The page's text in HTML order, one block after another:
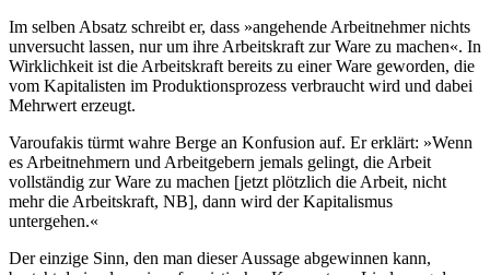
Im selben Absatz schreibt er, dass »angehende Arbeitnehmer nichts
unversucht lassen, nur um ihre Arbeitskraft zur Ware zu machen«. In
Wirklichkeit ist die Arbeitskraft bereits zu einer Ware geworden, die
vom Kapitalisten im Produktionsprozess verbraucht wird und dabei
Mehrwert erzeugt.
Varoufakis türmt wahre Berge an Konfusion auf. Er erklärt: »Wenn
es Arbeitnehmern und Arbeitgebern jemals gelingt, die Arbeit
vollständig zur Ware zu machen [jetzt plötzlich die Arbeit, nicht
mehr die Arbeitskraft, NB], dann wird der Kapitalismus
untergehen.«
Der einzige Sinn, den man dieser Aussage abgewinnen kann,